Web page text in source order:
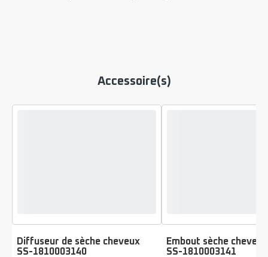
Accessoire(s)
Diffuseur de sèche cheveux
SS-1810003140
Note
Embout sèche
SS-1810003141